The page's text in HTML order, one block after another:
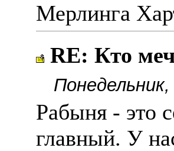
Мерлинга
RE: Кто
Рабыня - это
главный. У